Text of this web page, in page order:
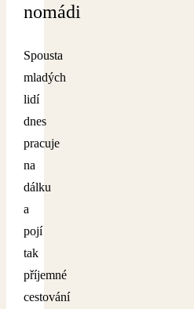
nomádi
Spousta
mladých
lidí
dnes
pracuje
na
dálku
a
pojí
tak
příjemné
cestování